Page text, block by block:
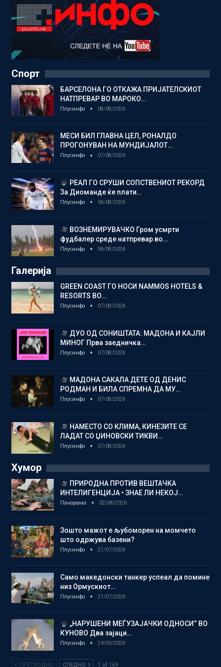
Спорт
БАРСЕЛОНА ГО ОТКАЖА ПРИЈАТЕЛСКИОТ
НАТПРЕВАР ВО МАРОКО…
Плусинфо 08/08/2026
МЕСИ БИЛ ГЛАВНА ЦЕЛ, РОНАЛДО
ПРОГОНУВАН НА МУНДИЈАЛОТ…
Плусинфо 07/08/2026
РЕАЛ ГО СРУШИ СОПСТВЕНИОТ РЕКОРД
За Диоманде ќе плати…
Плусинфо 06/08/2026
ВОЗНЕМИРУВАЧКО Гром усмрти
фудбалер среде натпревар во…
Плусинфо 06/08/2026
Галерија
GREEN COAST ГО НОСИ NAMMOS HOTELS &
RESORTS ВО…
Плусинфо 07/08/2026
ДУО ОД СОНИШТАТА: МАДОНА И КАЈЛИ
МИНОГ Прва заедничка…
Плусинфо 07/08/2026
МАДОНА САКАЛА ДЕТЕ ОД ДЕНИС
РОДМАН И БИЛА СПРЕМНА ДА МУ…
Плусинфо 07/08/2026
НАМЕСТО СО КЛИМА, КИНЕЗИТЕ СЕ
ЛАДАТ СО ЏИНОВСКИ ТИКВИ…
Плусинфо 07/08/2026
Хумор
ПРИРОДНА ПРОТИВ ВЕШТАЧКА
ИНТЕЛИГЕНЦИЈА • ЗНАЕ ЛИ НЕКОЈ…
Панорама 02/08/2026
Зошто мажот е љубоморен на момчето
што одржува базени?
Плусинфо 21/07/2026
Само македонски танкер успеал да помине
низ Ормускиот…
Плусинфо 21/07/2026
„НАРУШЕНИ МЕЃУЗАЈАЧКИ ОДНОСИ“ ВО
КУНОВО Два зајаци…
Плусинфо 24/05/2026
ПРЕТХОДНО СЛЕДНО 1 of 169